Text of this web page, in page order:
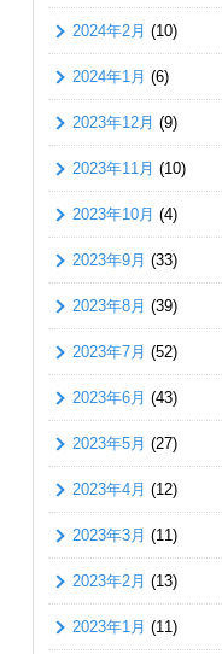
2024年2月 (10)
2024年1月 (6)
2023年12月 (9)
2023年11月 (10)
2023年10月 (4)
2023年9月 (33)
2023年8月 (39)
2023年7月 (52)
2023年6月 (43)
2023年5月 (27)
2023年4月 (12)
2023年3月 (11)
2023年2月 (13)
2023年1月 (11)